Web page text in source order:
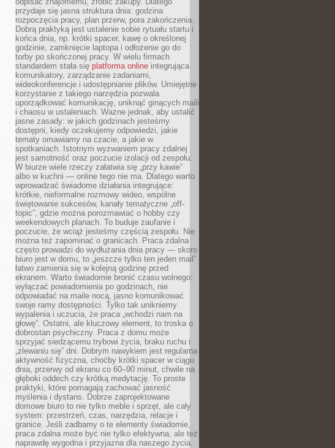
przydaje się jasna struktura dnia: godzina
rozpoczęcia pracy, plan przerw, pora zakończenia.
Dobrą praktyką jest ustalenie sobie rytuału startu i
końca dnia, np. krótki spacer, kawę o określonej
godzinie, zamknięcie laptopa i odłożenie go do
torby po skończonej pracy. W wielu firmach
standardem stała się platforma online integrująca
komunikatory, zarządzanie zadaniami,
wideokonferencje i udostępnianie plików. Umiejętne
korzystanie z takiego narzędzia pozwala
uporządkować komunikację, uniknąć ginących maili
i chaosu w ustaleniach. Ważne jednak, aby ustalić
jasne zasady: w jakich godzinach jesteśmy
dostępni, kiedy oczekujemy odpowiedzi, jakie
tematy omawiamy na czacie, a jakie w
spotkaniach. Istotnym wyzwaniem pracy zdalnej
jest samotność oraz poczucie izolacji od zespołu.
W biurze wiele rzeczy załatwia się „przy kawie”
albo w kuchni — online tego nie ma. Dlatego warto
wprowadzać świadome działania integrujące:
krótkie, nieformalne rozmowy wideo, wspólne
świętowanie sukcesów, kanały tematyczne „off-
topic”, gdzie można porozmawiać o hobby czy
weekendowych planach. To buduje zaufanie i
poczucie, że wciąż jesteśmy częścią zespołu. Nie
można też zapominać o granicach. Praca zdalna
często prowadzi do wydłużania dnia pracy — skoro
biuro jest w domu, to „jeszcze tylko ten jeden mail”
łatwo zamienia się w kolejną godzinę przed
ekranem. Warto świadomie bronić czasu wolnego:
wyłączać powiadomienia po godzinach, nie
odpowiadać na maile nocą, jasno komunikować
swoje ramy dostępności. Tylko tak unikniemy
wypalenia i uczucia, że praca „wchodzi nam na
głowę”. Ostatni, ale kluczowy element, to troska o
dobrostan psychiczny. Praca z domu może
sprzyjać siedzącemu trybowi życia, braku ruchu i
„zlewaniu się” dni. Dobrym nawykiem jest regularna
aktywność fizyczna, choćby krótki spacer w ciągu
dnia, przerwy od ekranu co 60–90 minut, chwile na
głęboki oddech czy krótką medytację. To proste
praktyki, które pomagają zachować jasność
myślenia i dystans. Dobrze zaprojektowane
domowe biuro to nie tylko meble i sprzęt, ale cały
system: przestrzeń, czas, narzędzia, relacje i
granice. Jeśli zadbamy o te elementy świadomie,
praca zdalna może być nie tylko efektywna, ale też
naprawdę wygodna i przyjazna dla naszego życia.